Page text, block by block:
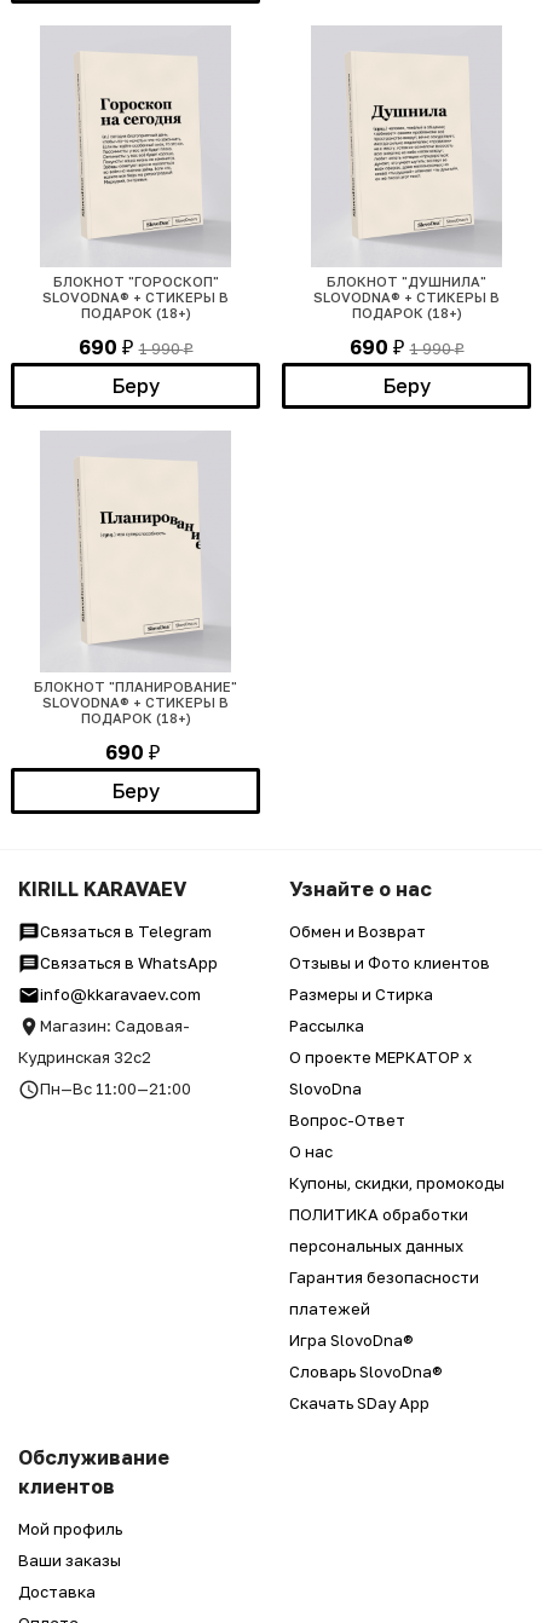
БЛОКНОТ "ГОРОСКОП"
SLOVODNA® + СТИКЕРЫ В
ПОДАРОК (18+)
690 ₽ 1 990₽
Беру
БЛОКНОТ "ДУШНИЛА"
SLOVODNA® + СТИКЕРЫ В
ПОДАРОК (18+)
690 ₽ 1 990₽
Беру
БЛОКНОТ "ПЛАНИРОВАНИЕ"
SLOVODNA® + СТИКЕРЫ В
ПОДАРОК (18+)
690 ₽
Беру
KIRILL KARAVAEV
Связаться в Telegram
Связаться в WhatsApp
info@kkaravaev.com
Магазин: Садовая-
Кудринская 32с2
Пн—Вс 11:00—21:00
Узнайте о нас
Обмен и Возврат
Отзывы и Фото клиентов
Размеры и Стирка
Рассылка
О проекте МЕРКАТОР x
SlovoDna
Вопрос-Ответ
О нас
Купоны, скидки, промокоды
ПОЛИТИКА обработки
персональных данных
Гарантия безопасности
платежей
Игра SlovoDna®
Словарь SlovoDna®
Скачать SDay App
Обслуживание
клиентов
Мой профиль
Ваши заказы
Доставка